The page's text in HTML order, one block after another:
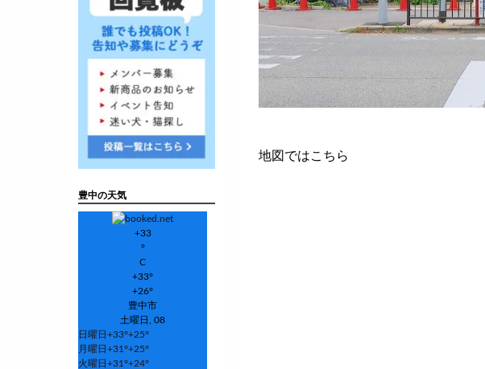
地図ではこちら
豊中の天気
+33
°
C
+33°
+26°
豊中市
土曜日, 08
日曜日 +33°+25°
月曜日 +31°+25°
火曜日 +31°+24°